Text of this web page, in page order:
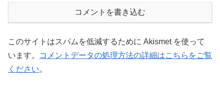
コメントを書き込む
このサイトはスパムを低減するために Akismet を使って
います。
コメントデータの処理方法の詳細はこちらをご覧
ください。